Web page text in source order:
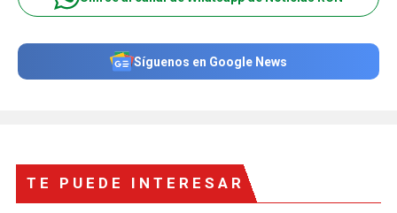
Síguenos en Google News
TE PUEDE INTERESAR